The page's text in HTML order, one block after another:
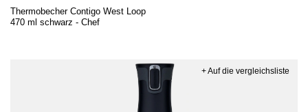
Thermobecher Contigo West Loop
470 ml schwarz - Chef
+ Auf die vergleichsliste